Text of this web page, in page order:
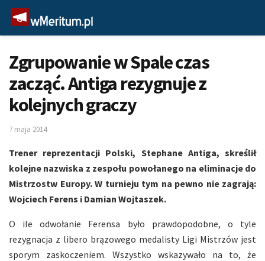
Zgrupowanie w Spale czas
zacząć. Antiga rezygnuje z
kolejnych graczy
7 maja 2014
Trener reprezentacji Polski, Stephane Antiga, skreślił
kolejne nazwiska z zespołu powołanego na eliminacje do
Mistrzostw Europy. W turnieju tym na pewno nie zagrają:
Wojciech Ferens i Damian Wojtaszek.
O ile odwołanie Ferensa było prawdopodobne, o tyle
rezygnacja z libero brązowego medalisty Ligi Mistrzów jest
sporym zaskoczeniem. Wszystko wskazywało na to, że